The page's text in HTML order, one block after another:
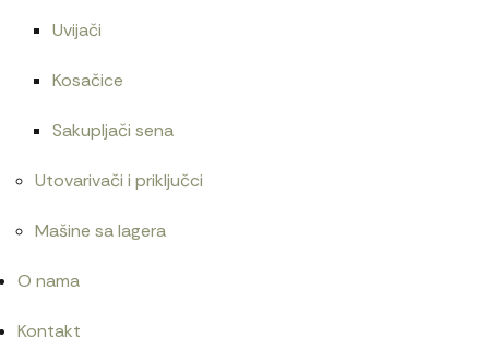
Uvijači
Kosačice
Sakupljači sena
Utovarivači i priključci
Mašine sa lagera
O nama
Kontakt